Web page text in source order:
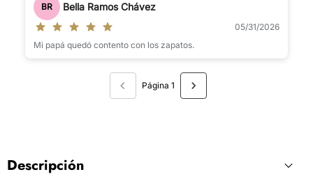
BR Bella Ramos Chávez
05/31/2026
Mi papá quedó contento con los zapatos.
Página 1
Descripción